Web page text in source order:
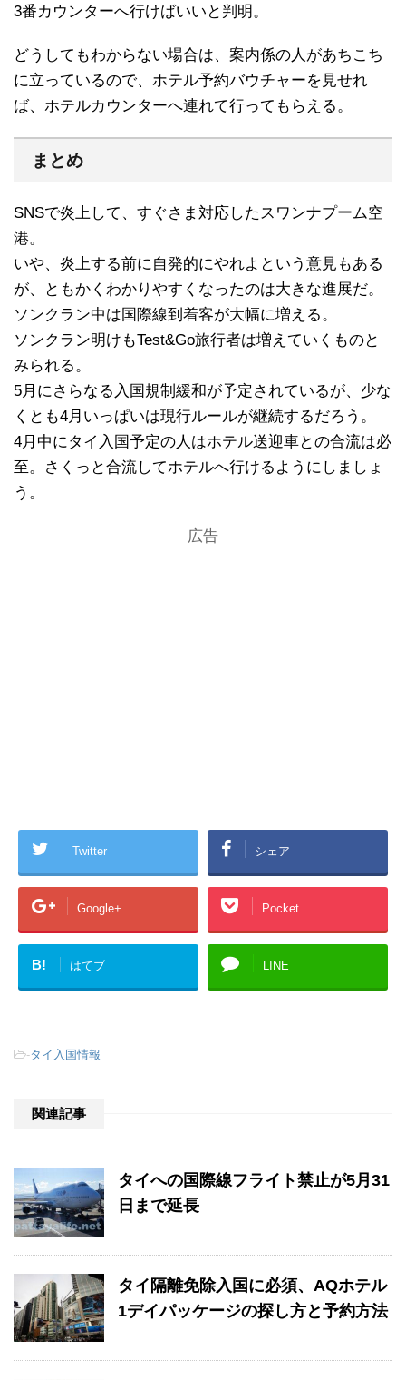
3番カウンターへ行けばいいと判明。
どうしてもわからない場合は、案内係の人があちこち
に立っているので、ホテル予約バウチャーを見せれ
ば、ホテルカウンターへ連れて行ってもらえる。
まとめ
SNSで炎上して、すぐさま対応したスワンナプーム空
港。
いや、炎上する前に自発的にやれよという意見もある
が、ともかくわかりやすくなったのは大きな進展だ。
ソンクラン中は国際線到着客が大幅に増える。
ソンクラン明けもTest&Go旅行者は増えていくものと
みられる。
5月にさらなる入国規制緩和が予定されているが、少な
くとも4月いっぱいは現行ルールが継続するだろう。
4月中にタイ入国予定の人はホテル送迎車との合流は必
至。さくっと合流してホテルへ行けるようにしましょ
う。
広告
Twitter シェア
Google+ Pocket
B! はてブ LINE
-タイ入国情報
関連記事
タイへの国際線フライト禁止が5月31
日まで延長
タイ隔離免除入国に必須、AQホテル
1デイパッケージの探し方と予約方法